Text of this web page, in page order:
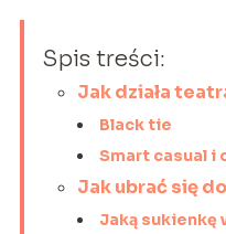
Spis treści:
Jak działa
Black tie
Smart casual i
Jak ubrać się
Jaką sukienkę